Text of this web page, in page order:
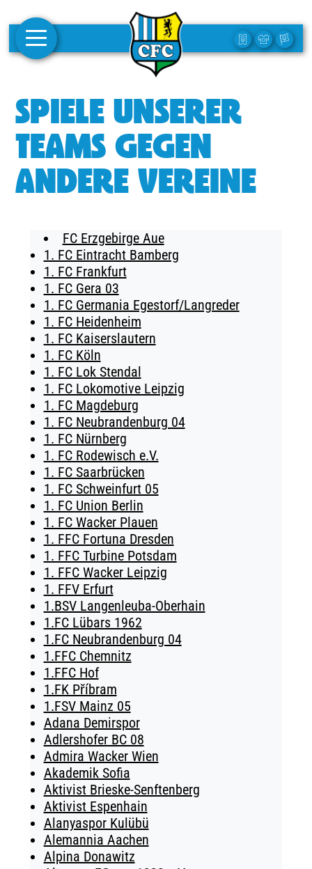
1. MANNSCHAFT
FRAUEN
CAMPUS
CLUBMITGLIEDSCHAFT
BUSINESS
SÜDKURVE
TICKETING
SPIELE UNSERER
TEAMS GEGEN
ANDERE VEREINE
FC Erzgebirge Aue
1. FC Eintracht Bamberg
1. FC Frankfurt
1. FC Gera 03
1. FC Germania Egestorf/Langreder
1. FC Heidenheim
1. FC Kaiserslautern
1. FC Köln
1. FC Lok Stendal
1. FC Lokomotive Leipzig
1. FC Magdeburg
1. FC Neubrandenburg 04
1. FC Nürnberg
1. FC Rodewisch e.V.
1. FC Saarbrücken
1. FC Schweinfurt 05
1. FC Union Berlin
1. FC Wacker Plauen
1. FFC Fortuna Dresden
1. FFC Turbine Potsdam
1. FFC Wacker Leipzig
1. FFV Erfurt
1.BSV Langenleuba-Oberhain
1.FC Lübars 1962
1.FC Neubrandenburg 04
1.FFC Chemnitz
1.FFC Hof
1.FK Příbram
1.FSV Mainz 05
Adana Demirspor
Adlershofer BC 08
Admira Wacker Wien
Akademik Sofia
Aktivist Brieske-Senftenberg
Aktivist Espenhain
Alanyaspor Kulübü
Alemannia Aachen
Alpina Donawitz